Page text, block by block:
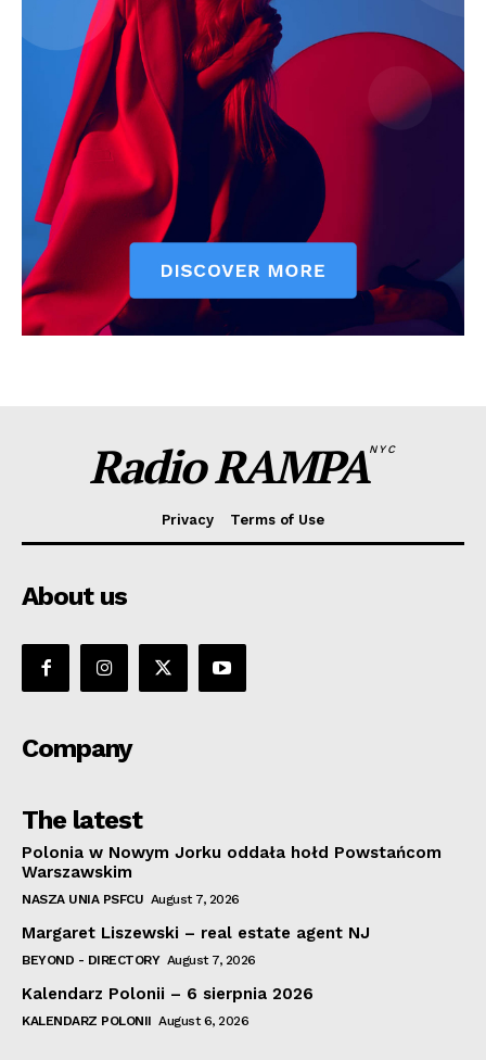
Radio RAMPANYC
Privacy Terms of Use
About us
Company
The latest
Polonia w Nowym Jorku oddała hołd Powstańcom
Warszawskim
NASZA UNIA PSFCU August 7, 2026
Margaret Liszewski – real estate agent NJ
BEYOND - DIRECTORY August 7, 2026
Kalendarz Polonii – 6 sierpnia 2026
KALENDARZ POLONII August 6, 2026